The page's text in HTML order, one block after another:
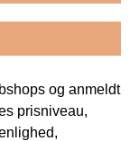
og anmeldt
prisniveau,